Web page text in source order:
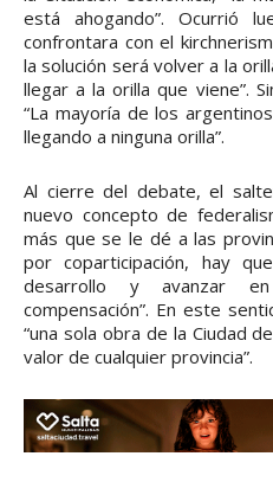
está ahogando”. Ocurrió
confrontara con el
la solución será volver a la
llegar a la orilla que viene”.
“La mayoría de los
llegando a ninguna orilla”.
Al cierre del debate, el
nuevo concepto de
más que se le dé a las
por coparticipación, hay
desarrollo y avanzar
compensación”. En este
“una sola obra de la Ciudad
valor de cualquier provincia”.